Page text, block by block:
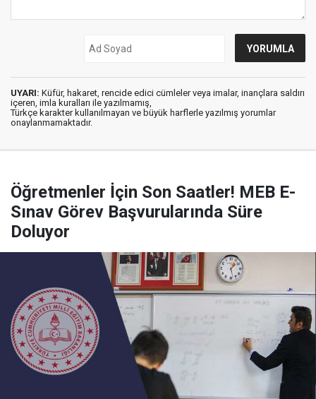
UYARI: Küfür, hakaret, rencide edici cümleler veya imalar, inançlara saldırı
içeren, imla kuralları ile yazılmamış,
Türkçe karakter kullanılmayan ve büyük harflerle yazılmış yorumlar
onaylanmamaktadır.
Öğretmenler İçin Son Saatler! MEB E-
Sınav Görev Başvurularında Süre
Doluyor